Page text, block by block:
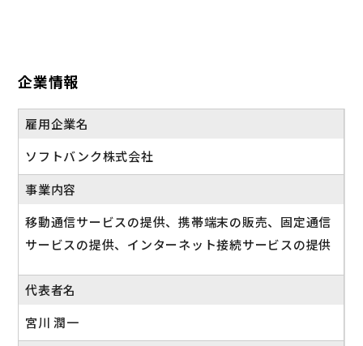
企業情報
雇用企業名
ソフトバンク株式会社
事業内容
移動通信サービスの提供、携帯端末の販売、固定通信
サービスの提供、インターネット接続サービスの提供
代表者名
宮川 潤一